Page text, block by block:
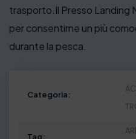
trasporto.Il Presso Landing
per consentirne un più
durante la pesca.
Categoria:
Tag: